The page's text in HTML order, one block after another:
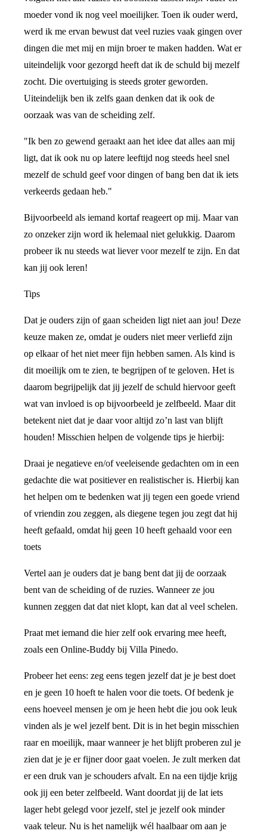
moeder vond ik nog veel moeilijker. Toen ik ouder werd,
werd ik me ervan bewust dat veel ruzies vaak gingen over
dingen die met mij en mijn broer te maken hadden. Wat er
uiteindelijk voor gezorgd heeft dat ik de schuld bij mezelf
zocht. Die overtuiging is steeds groter geworden.
Uiteindelijk ben ik zelfs gaan denken dat ik ook de
oorzaak was van de scheiding zelf.
"Ik ben zo gewend geraakt aan het idee dat alles aan mij
ligt, dat ik ook nu op latere leeftijd nog steeds heel snel
mezelf de schuld geef voor dingen of bang ben dat ik iets
verkeerds gedaan heb."
Bijvoorbeeld als iemand kortaf reageert op mij. Maar van
zo onzeker zijn word ik helemaal niet gelukkig. Daarom
probeer ik nu steeds wat liever voor mezelf te zijn. En dat
kan jij ook leren!
Tips
Dat je ouders zijn of gaan scheiden ligt niet aan jou! Deze
keuze maken ze, omdat je ouders niet meer verliefd zijn
op elkaar of het niet meer fijn hebben samen. Als kind is
dit moeilijk om te zien, te begrijpen of te geloven. Het is
daarom begrijpelijk dat jij jezelf de schuld hiervoor geeft
wat van invloed is op bijvoorbeeld je zelfbeeld. Maar dit
betekent niet dat je daar voor altijd zo’n last van blijft
houden! Misschien helpen de volgende tips je hierbij:
Draai je negatieve en/of veeleisende gedachten om in een
gedachte die wat positiever en realistischer is. Hierbij kan
het helpen om te bedenken wat jij tegen een goede vriend
of vriendin zou zeggen, als diegene tegen jou zegt dat hij
heeft gefaald, omdat hij geen 10 heeft gehaald voor een
toets
Vertel aan je ouders dat je bang bent dat jij de oorzaak
bent van de scheiding of de ruzies. Wanneer ze jou
kunnen zeggen dat dat niet klopt, kan dat al veel schelen.
Praat met iemand die hier zelf ook ervaring mee heeft,
zoals een Online-Buddy bij Villa Pinedo.
Probeer het eens: zeg eens tegen jezelf dat je je best doet
en je geen 10 hoeft te halen voor die toets. Of bedenk je
eens hoeveel mensen je om je heen hebt die jou ook leuk
vinden als je wel jezelf bent. Dit is in het begin misschien
raar en moeilijk, maar wanneer je het blijft proberen zul je
zien dat je je er fijner door gaat voelen. Je zult merken dat
er een druk van je schouders afvalt. En na een tijdje krijg
ook jij een beter zelfbeeld. Want doordat jij de lat iets
lager hebt gelegd voor jezelf, stel je jezelf ook minder
vaak teleur. Nu is het namelijk wél haalbaar om aan je